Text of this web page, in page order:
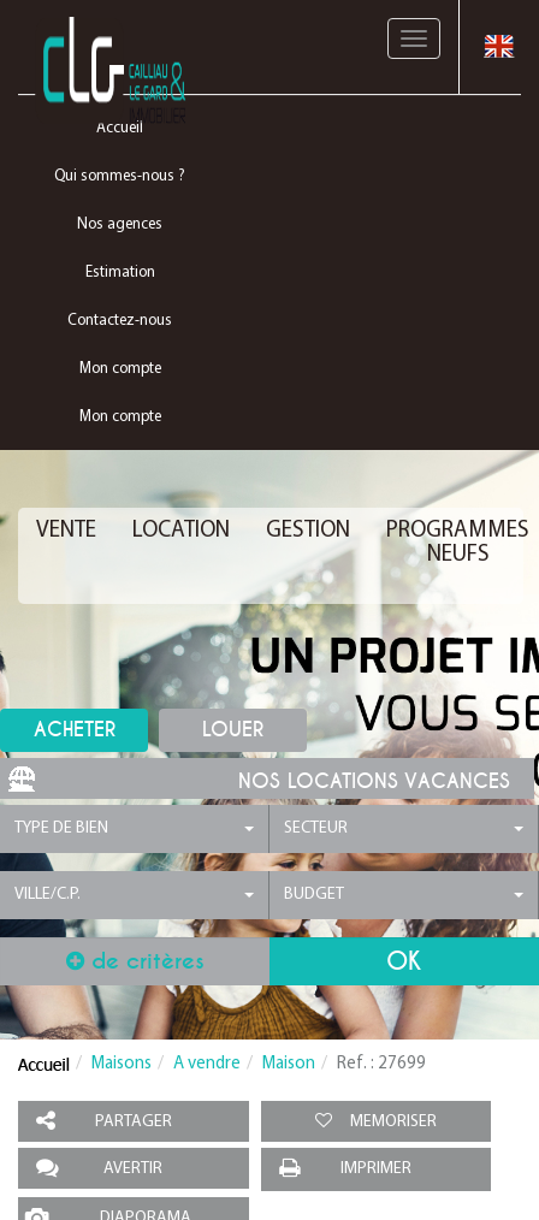
Toggle
Accueil
Qui sommes-nous ?
Nos agences
Estimation
Contactez-nous
Mon compte
Mon compte
VENTE LOCATION GESTION
PROGRAMMES
NEUFS
ACHETER LOUER
NOS LOCATIONS VACANCES
TYPE DE BIEN SECTEUR
VILLE/C.P. BUDGET
de critères
Maisons A vendre Maison Ref. : 27699
PARTAGER MEMORISER
AVERTIR IMPRIMER